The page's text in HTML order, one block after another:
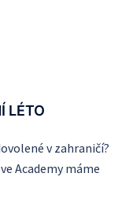
LÉTO
v zahraničí?
Academy máme